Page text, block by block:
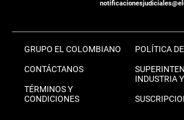
GRUPO EL COLOMBIANO
CONTÁCTANOS
TÉRMINOS Y
CONDICIONES
POLÍTICA
INDUSTRIA